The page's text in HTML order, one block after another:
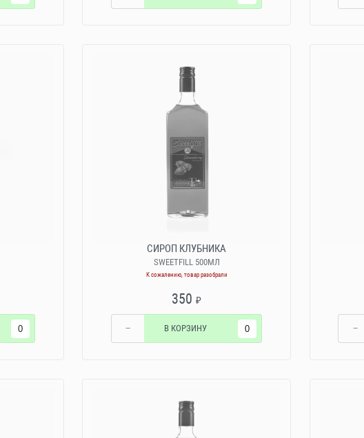
СИРОП КЛУБНИКА
SWEETFILL 500МЛ
К сожалению, товар разобрали
350₽
− В КОРЗИНУ −